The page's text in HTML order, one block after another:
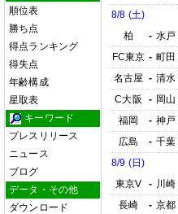
順位表
勝ち点
得点ランキング
得失点
年齢構成
星取表
キーワード
プレスリリース
ニュース
ブログ
データ・その他
ダウンロード
8/8 (土)
柏
- 水戸
FC東京 - 町田
名古屋 - 清水
C大阪
- 岡山
福岡
- 神戸
広島
- 千葉
8/9 (日)
東京V
- 川崎
長崎
- 京都